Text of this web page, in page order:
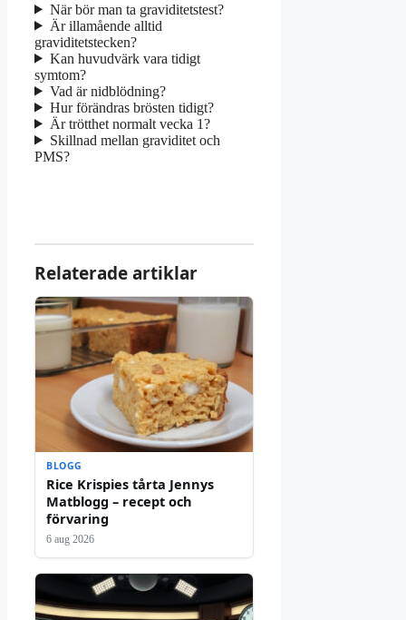
När bör man ta graviditetstest?
Är illamående alltid
graviditetstecken?
Kan huvudvärk vara tidigt
symtom?
Vad är nidblödning?
Hur förändras brösten tidigt?
Är trötthet normalt vecka 1?
Skillnad mellan graviditet och
PMS?
Relaterade artiklar
BLOGG
Rice Krispies tårta Jennys
Matblogg – recept och
förvaring
6 aug 2026